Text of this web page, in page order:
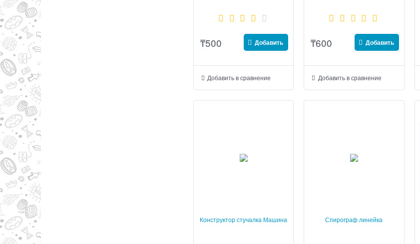
₸500 Добавить
Добавить в сравнение
₸600 Добавить
Добавить в сравнение
Конструктор стучалка Машина Спирограф линейка